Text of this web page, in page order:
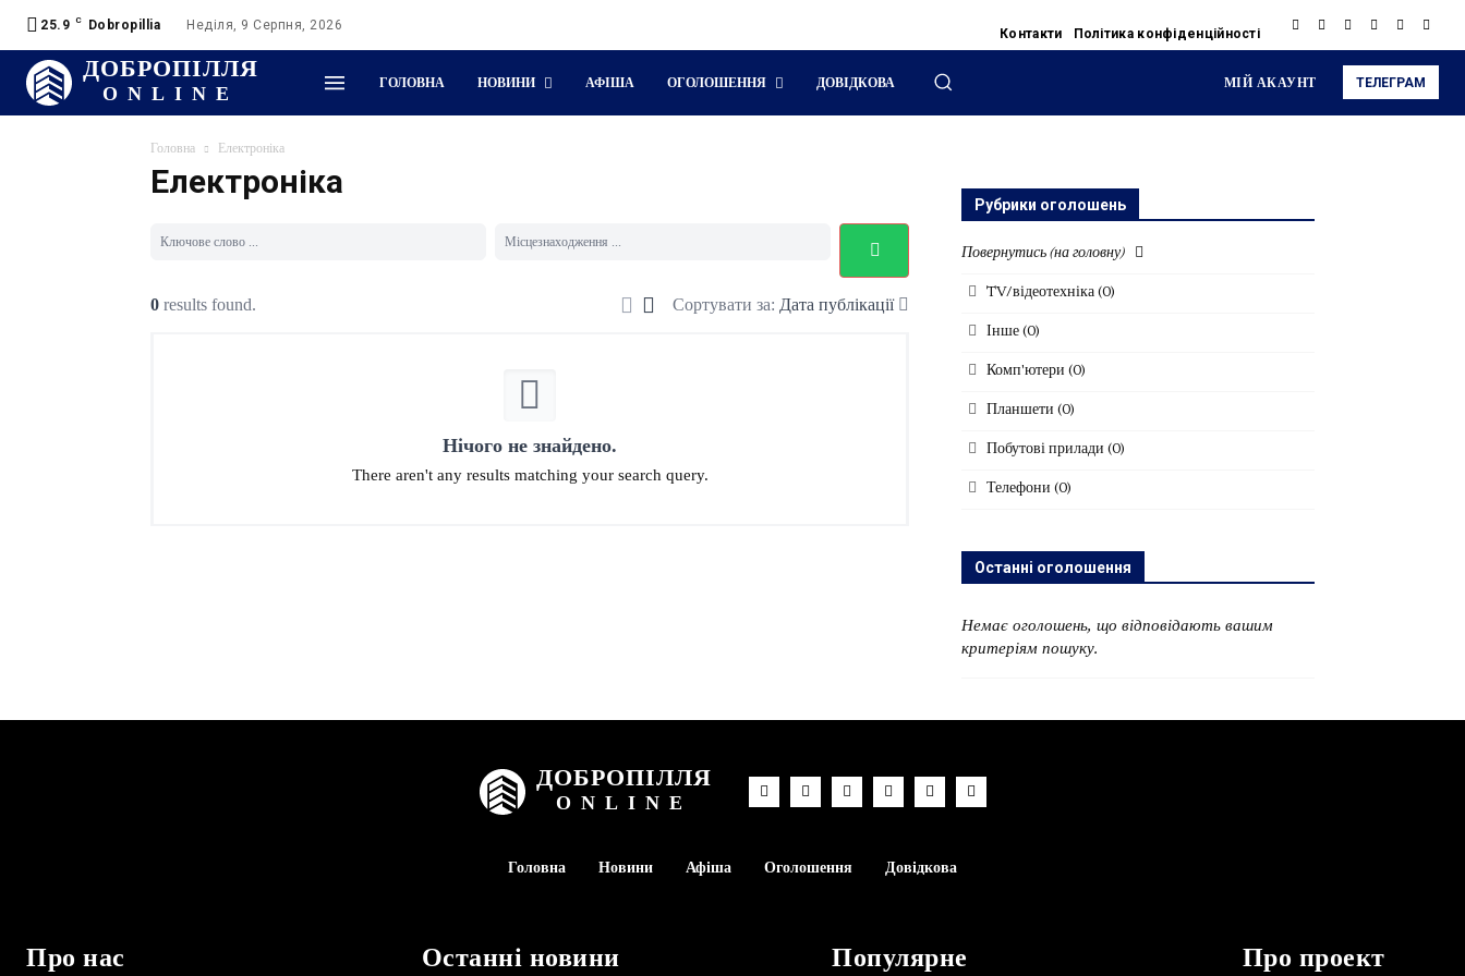
25.9 C Dobropillia Неділя, 9 Серпня, 2026
Контакти Політика конфіденційності
ДОБРОПІЛЛЯ
ONLINE ГОЛОВНА НОВИНИ АФІША ОГОЛОШЕННЯ ДОВІДКОВА МІЙ АКАУНТ ТЕЛЕГРАМ
Головна Електроніка
Електроніка
Сортувати за: Дата публікації
0 results found.
Нічого не знайдено.
There aren't any results matching your search query.
Рубрики оголошень
Повернутись (на головну)
TV/відеотехніка(0)
Інше(0)
Комп'ютери (0)
Планшети (0)
Побутові прилади (0)
Телефони (0)
Останні оголошення
Немає оголошень, що відповідають вашим
критеріям пошуку.
ДОБРОПІЛЛЯ
ONLINE
Головна Новини Афіша Оголошення Довідкова
Про нас Останні новини Популярне Про проект